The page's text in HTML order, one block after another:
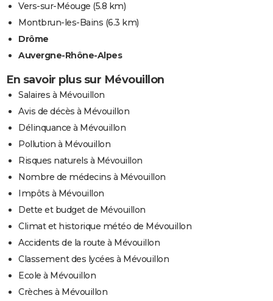
Vers-sur-Méouge (5.8 km)
Montbrun-les-Bains (6.3 km)
Drôme
Auvergne-Rhône-Alpes
En savoir plus sur Mévouillon
Salaires à Mévouillon
Avis de décès à Mévouillon
Délinquance à Mévouillon
Pollution à Mévouillon
Risques naturels à Mévouillon
Nombre de médecins à Mévouillon
Impôts à Mévouillon
Dette et budget de Mévouillon
Climat et historique météo de Mévouillon
Accidents de la route à Mévouillon
Classement des lycées à Mévouillon
Ecole à Mévouillon
Crèches à Mévouillon